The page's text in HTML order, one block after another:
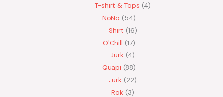
T-shirt & Tops 4
NoNo
54
Shirt 16
O'Chill 17
Jurk 4
Quapi 88
Jurk 22
Rok 3